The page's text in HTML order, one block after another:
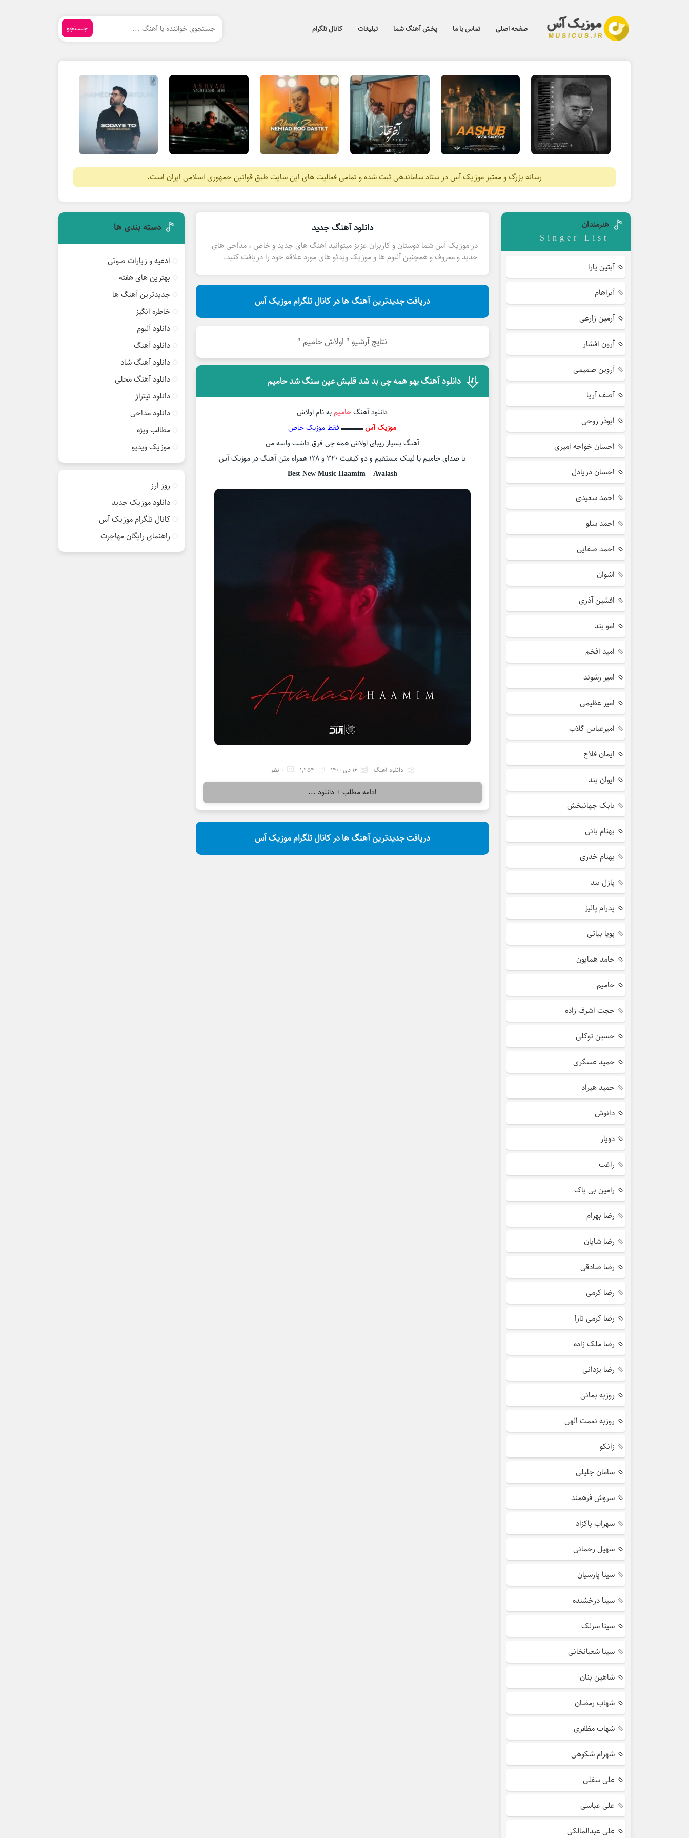
صفحه اصلی تماس با ما پخش آهنگ شما تبلیغات کانال تلگرام جستجو
رسانه بزرگ و معتبر موزیک آس در ستاد ساماندهی ثبت شده و تمامی فعالیت های این سایت طبق قوانین جمهوری اسلامی ایران است.
دانلود آهنگ جدید
در موزیک آس شما دوستان و کاربران عزیز میتوانید آهنگ های جدید و خاص ، مداحی های
جدید و معروف و همچنین آلبوم ها و موزیک ویدئو های مورد علاقه خود را دریافت کنید.
دریافت جدیدترین آهنگ ها در کانال تلگرام موزیک آس
نتایج آرشیو " اولاش حامیم "
دانلود آهنگ یهو همه چی بد شد قلبش عین سنگ شد حامیم
دانلود آهنگحامیمبه نام اولاش
موزیک آس▬▬▬ فقط موزیک خاص
آهنگ بسیار زیبای اولاش همه چی فرق داشت واسه من
با صدای حامیم با لینک مستقیم و دو کیفیت ۳۲۰ و ۱۲۸ همراه متن آهنگ در موزیک آس
Best New Music Haamim – Avalash
دانلود آهنگ 16 دی 1400 1,354 0 نظر
ادامه مطلب + دانلود ...
دریافت جدیدترین آهنگ ها در کانال تلگرام موزیک آس
هنرمندان
Singer List
آبتین یارا
آبراهام
آرمین زارعی
آرون افشار
آروین صمیمی
آصف آریا
ابوذر روحی
احسان خواجه امیری
احسان دریادل
احمد سعیدی
احمد سلو
احمد صفایی
اشوان
افشین آذری
امو بند
امید افخم
امیر رشوند
امیر عظیمی
امیرعباس گلاب
ایمان فلاح
ایوان بند
بابک جهانبخش
بهنام بانی
بهنام خدری
پازل بند
پدرام پالیز
پویا بیاتی
حامد همایون
حامیم
حجت اشرف زاده
حسین توکلی
حمید عسکری
حمید هیراد
دانوش
دویار
راغب
رامین بی باک
رضا بهرام
رضا شایان
رضا صادقی
رضا کرمی
رضا کرمی تارا
رضا ملک زاده
رضا یزدانی
روزبه بمانی
روزبه نعمت الهی
زانکو
سامان جلیلی
سروش فرهمند
سهراب پاکزاد
سهیل رحمانی
سینا پارسیان
سینا درخشنده
سینا سرلک
سینا شعبانخانی
شاهین بنان
شهاب رمضان
شهاب مظفری
شهرام شکوهی
علی سفلی
علی عباسی
علی عبدالمالکی
دسته بندی ها
ادعیه و زیارات صوتی
بهترین های هفته
جدیدترین آهنگ ها
خاطره انگیز
دانلود آلبوم
دانلود آهنگ
دانلود آهنگ شاد
دانلود آهنگ محلی
دانلود تیتراژ
دانلود مداحی
مطالب ویژه
موزیک ویدیو
روز ارز
دانلود موزیک جدید
کانال تلگرام موزیک آس
راهنمای رایگان مهاجرت